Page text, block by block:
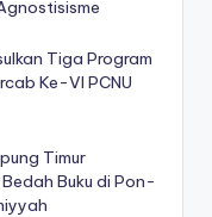
Tiga Program
Ke-VI PCNU
Timur
Buku di Pon-